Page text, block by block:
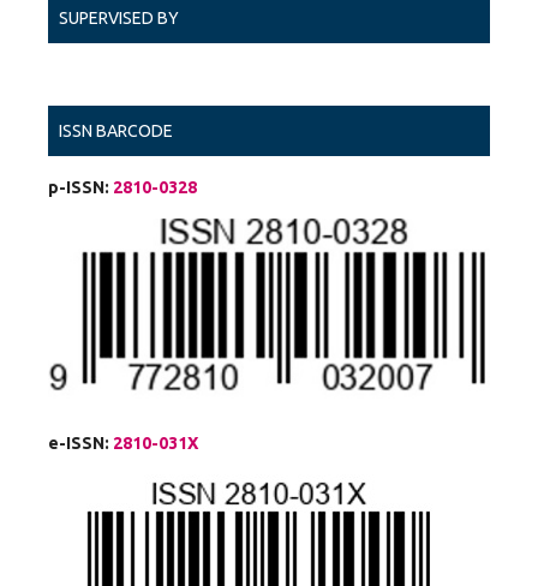
SUPERVISED BY
ISSN BARCODE
p-ISSN: 2810-0328
e-ISSN: 2810-031X